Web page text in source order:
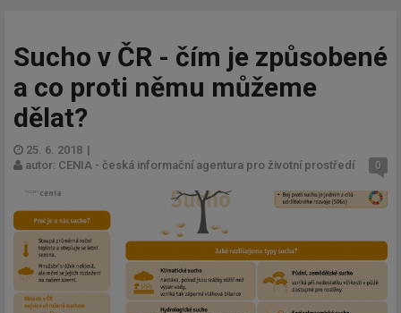
Sucho v ČR - čím je způsobené
a co proti němu můžeme
dělat?
25. 6. 2018 |
autor: CENIA - česká informační agentura pro životní prostředí
0